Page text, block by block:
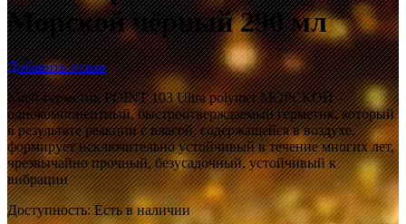
Морской чёрный 290 мл
Добавить отзыв
Клей-герметик POINT 103 Ultra polymer МОРСКОЙ -
однокомпонентный, быстроотверждаемый герметик, который
в результате реакции с влагой, содержащейся в воздухе,
формирует исключительно устойчивый в течение многих лет,
чрезвычайно прочный, безусадочный, устойчивый к
вибрации
Доступность:Есть в наличии